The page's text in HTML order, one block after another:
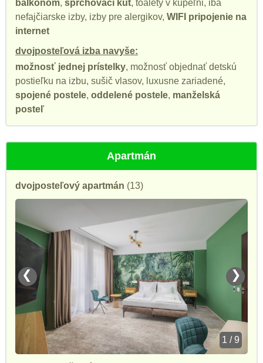
balkónom, sprchovací kút, toalety v kúpeľni, iba
nefajčiarske izby, izby pre alergikov, WIFI pripojenie na
internet
dvojposteľová izba navyše:
možnosť jednej prístelky, možnosť objednať detskú
postieľku na izbu, sušič vlasov, luxusne zariadené,
spojené postele, oddelené postele, manželská
posteľ
Apartmán
dvojposteľový apartmán (13)
❮ ❯
1 / 9